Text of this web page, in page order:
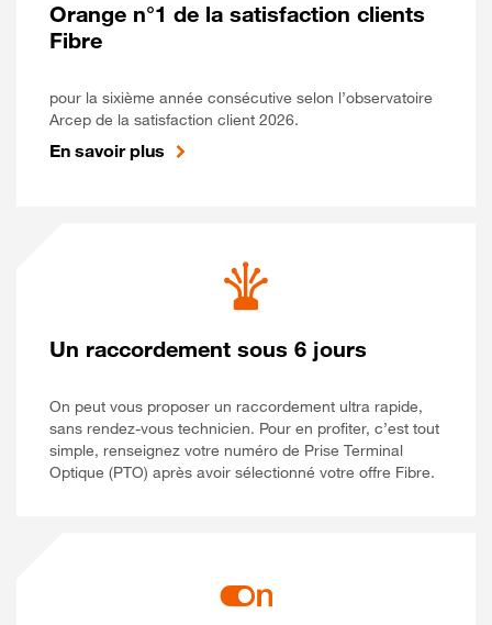
Orange n°1 de la satisfaction clients
Fibre
pour la sixième année consécutive selon l’observatoire
Arcep de la satisfaction client 2026.
En savoir plus
Un raccordement sous 6 jours
On peut vous proposer un raccordement ultra rapide,
sans rendez-vous technicien. Pour en profiter, c’est tout
simple, renseignez votre numéro de Prise Terminal
Optique (PTO) après avoir sélectionné votre offre Fibre.